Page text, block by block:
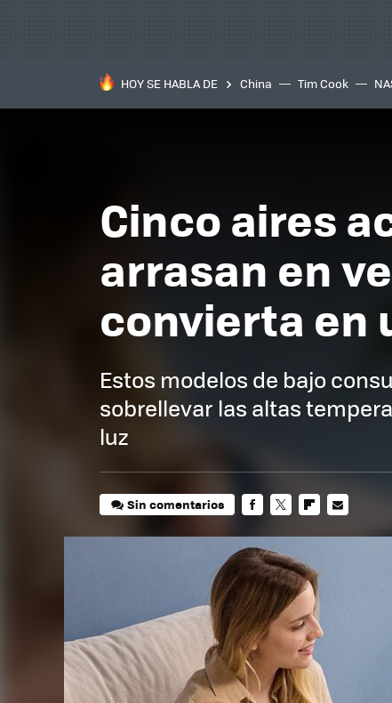
HOY SE HABLA DE China Tim Cook
Cinco aires
arrasan en
convierta en
Estos modelos de bajo
sobrellevar las altas
luz
Sin comentarios